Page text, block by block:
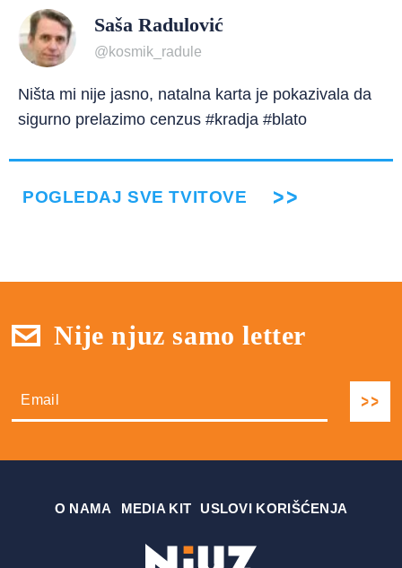
Saša Radulović
@kosmik_radule
Ništa mi nije jasno, natalna karta je pokazivala da
sigurno prelazimo cenzus #kradja #blato
POGLEDAJ SVE TVITOVE
Nije njuz samo letter
О NAMA MEDIA KIT USLOVI KORIŠĆENJA